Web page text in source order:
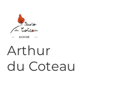
Arthur
du Coteau